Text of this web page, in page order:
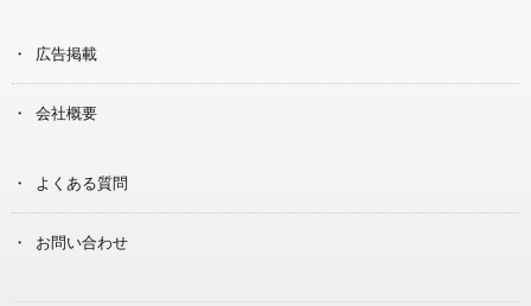
広告掲載
会社概要
よくある質問
お問い合わせ